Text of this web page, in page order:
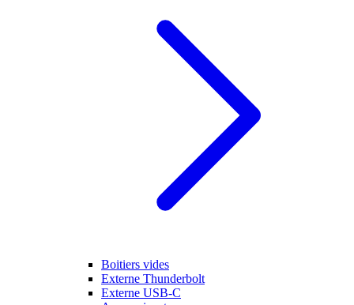
Boitiers vides
Externe Thunderbolt
Externe USB-C